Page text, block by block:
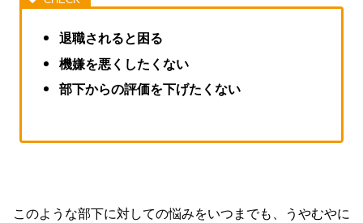
退職されると困る
機嫌を悪くしたくない
部下からの評価を下げたくない
このような部下に対しての悩みをいつまでも、うやむやに